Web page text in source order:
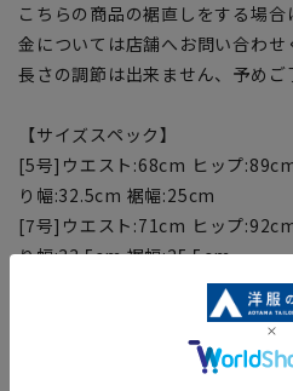
こちらの商品の裾直しをする場
金については店舗へお問い合わ
長さの調節は出来ません、予めご
【サイズスペック】
[5号]ウエスト:68cm ヒップ
り幅:32.5cm 裾幅:25cm
[7号]ウエスト:71cm ヒップ
り幅:33.5cm 裾幅:25.5cm
[9号]ウエスト:74cm ヒップ
り幅:34.5cm 裾幅:26cm
[11号]ウエスト:77cm ヒップ
渡り幅:35.5cm 裾幅:26.5cm